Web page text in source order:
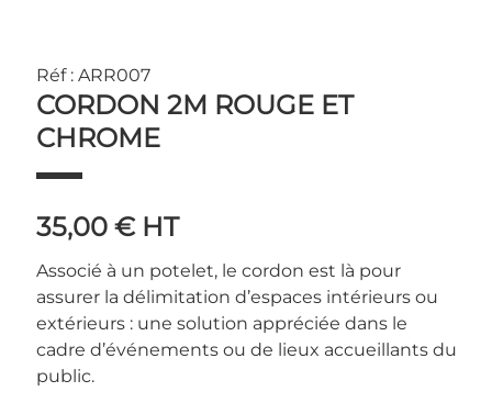
Réf : ARR007
CORDON 2M ROUGE ET
CHROME
35,00 € HT
Associé à un potelet, le cordon est là pour
assurer la délimitation d’espaces intérieurs ou
extérieurs : une solution appréciée dans le
cadre d’événements ou de lieux accueillants du
public.